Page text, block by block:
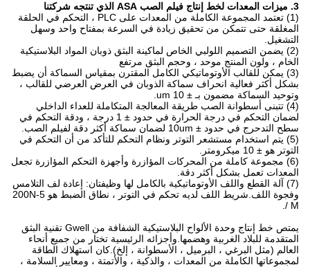
3. ميزات المعدات لخط إنتاج فيلم الصب ASA الذي تنتجه شركتنا
(1) تعتمد المجموعة الكاملة من المعدات على PLC ، التحكم في الحلقة
المغلقة حتى تتمكن من تحقيق زيادة في السرعة بمفتاح واحد وسهل
التشغيل.
(2) يضمن التصميم اللولبي الخاص لماكينة البثق ذوبان المواد البلاستيكية
الخام ، ولون المنتج موحد ، وحجم البثق مرتفع
(3) يمكن للقالب الأوتوماتيكي الكامل المقترن بمقياس السماكة أن يضبط
بشكل أكثر فعالية انحراف سماكة الذوبان في العرض العرضي للقالب ،
وتوحيد السماكة مضمون بـ ± 10 um.
(4) تتبنى أسطوانة الصب طريقة المعالجة المتكاملة للعداء الداخلي
لضمان التحكم في درجة الحرارة في حدود ± 1 درجة ، ودقة التحكم في
سطح التدحرج في حدود ± 10um لضمان سماكة أكثر دقة لفيلم الصب.
(5) يتم استخدام مستشعر التوتر ونظام التحكم للتأكد من أن التحكم في
التوتر هو ± 10 ميكرومتر.
(6) مجموعة كاملة من المحركات المؤازرة وأجهزة التحكم المؤازرة تجعل
المعدات تعمل بشكل أكثر دقة.
(7) آلة القطع واللف الأوتوماتيكية بالكامل لها وظيفتان: إعادة لف التلامس
وفجوة اللف.شريط اللف لديه تحكم في التوتر ، نطاق الضبط هو 5-200N
/ M.
يمتص خط إنتاج وحدة الألواح البلاستيكية الشفافة من Gwell تقنية البثق
المتقدمة للبلاد الغربية وهضمها.وأجزائه الرئيسية تختار من جميع أنحاء
العالم (مثل البرغي ، البرميل ، الأسطوانة ، إلخ).كان استهلاك الطاقة
لمجموعاتها الكاملة من المعدات ، والذكية ، والأتمتة ، ومعايير السلامة ،